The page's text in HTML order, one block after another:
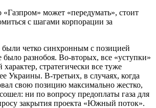
может «передумать», стоит
с шагами корпорации за
четко синхронным с позицией
было разнобоя. Во-вторых, все «уступки»
стратегически все туже
Украины. В-третьих, в случаях, когда
свою позицию максимально жестко,
ни по вопросу предоплаты газа для
закрытия проекта «Южный поток».